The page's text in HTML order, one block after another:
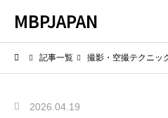
MBPJAPAN
記事一覧 撮影・空撮テクニッ
2026.04.19